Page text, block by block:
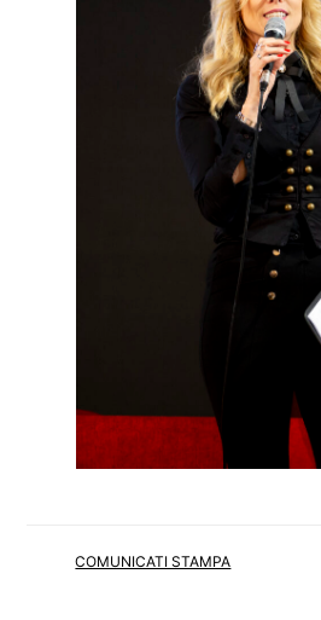
COMUNICATI STAMPA